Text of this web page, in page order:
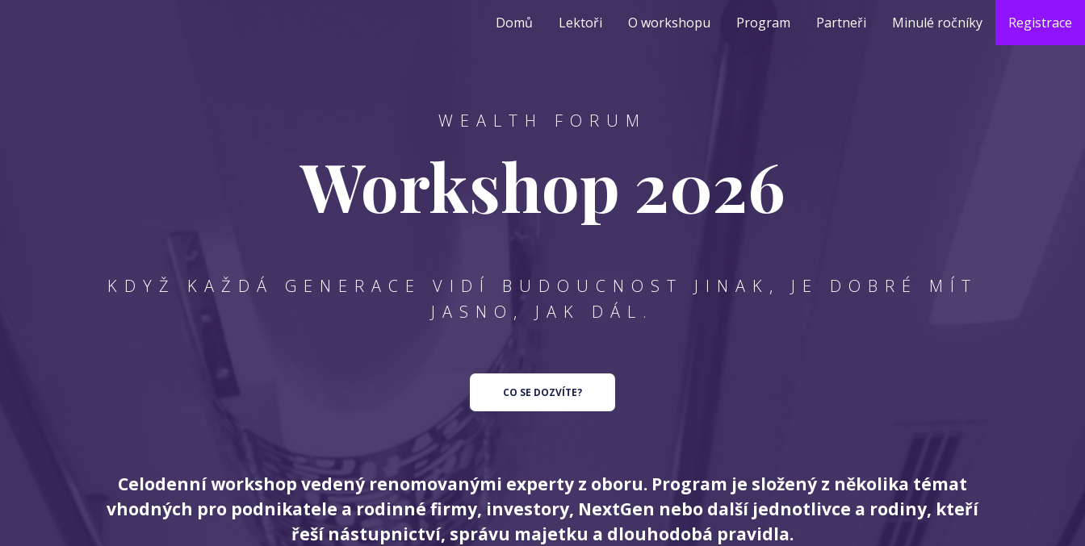
Domů (current)
Lektoři O workshopu Program Partneři Minulé ročníky Registrace
WEALTH FORUM
Workshop 2026
KDYŽ KAŽDÁ GENERACE VIDÍ BUDOUCNOST JINAK, JE DOBRÉ MÍT
JASNO, JAK DÁL.
CO SE DOZVÍTE?
Celodenní workshop vedený renomovanými experty z oboru. Program je složený z několika témat
vhodných pro podnikatele a rodinné firmy, investory, NextGen nebo další jednotlivce a rodiny, kteří
řeší nástupnictví, správu majetku a dlouhodobá pravidla.